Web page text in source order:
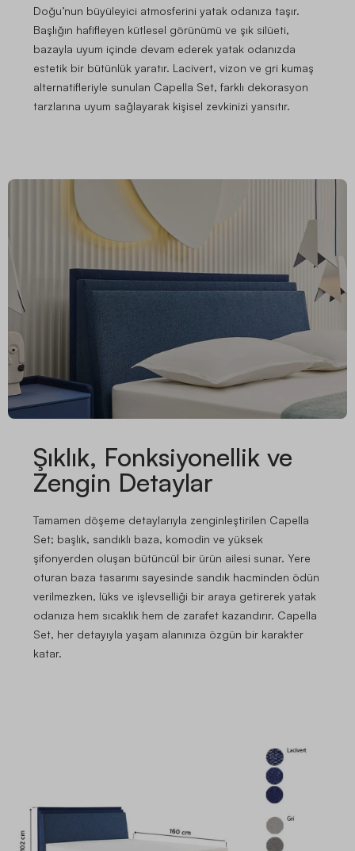
Doğu’nun büyüleyici atmosferini yatak odanıza taşır.
Başlığın hafifleyen kütlesel görünümü ve şık silüeti,
bazayla uyum içinde devam ederek yatak odanızda
estetik bir bütünlük yaratır. Lacivert, vizon ve gri kumaş
alternatifleriyle sunulan Capella Set, farklı dekorasyon
tarzlarına uyum sağlayarak kişisel zevkinizi yansıtır.
Şıklık, Fonksiyonellik ve
Zengin Detaylar
Tamamen döşeme detaylarıyla zenginleştirilen Capella
Set; başlık, sandıklı baza, komodin ve yüksek
şifonyerden oluşan bütüncül bir ürün ailesi sunar. Yere
oturan baza tasarımı sayesinde sandık hacminden ödün
verilmezken, lüks ve işlevselliği bir araya getirerek yatak
odanıza hem sıcaklık hem de zarafet kazandırır. Capella
Set, her detayıyla yaşam alanınıza özgün bir karakter
katar.